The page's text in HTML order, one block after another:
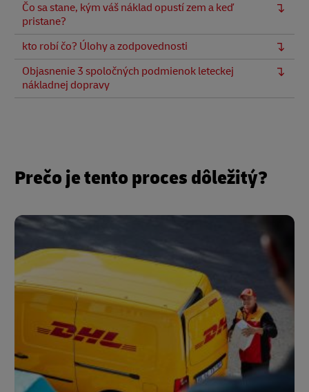
Čo sa stane, kým váš náklad opustí zem a keď
pristane?
kto robí čo? Úlohy a zodpovednosti
Objasnenie 3 spoločných podmienok leteckej
nákladnej dopravy
Prečo je tento proces dôležitý?